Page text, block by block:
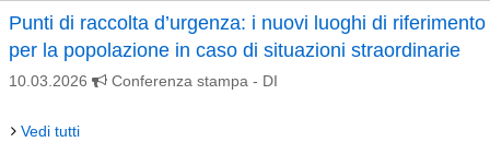
Punti di raccolta d’urgenza: i nuovi luoghi di riferimento
per la popolazione in caso di situazioni straordinarie
10.03.2026 Conferenza stampa - DI
Vedi tutti